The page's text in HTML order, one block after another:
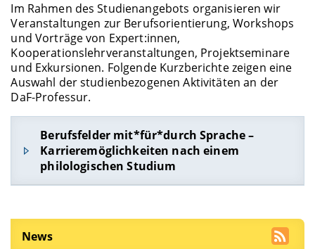
fis.uni-bamberg.de
Im Rahmen des Studienangebots organisieren wir
Veranstaltungen zur Berufsorientierung, Workshops
und Vorträge von Expert:innen,
Kooperationslehrveranstaltungen, Projektseminare
und Exkursionen. Folgende Kurzberichte zeigen eine
Auswahl der studienbezogenen Aktivitäten an der
DaF-Professur.
Berufsfelder mit*für*durch Sprache –
Karrieremöglichkeiten nach einem
philologischen Studium
News